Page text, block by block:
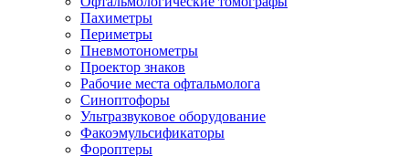
Пахиметры
Периметры
Пневмотонометры
Проектор знаков
Рабочие места офтальмолога
Синоптофоры
Ультразвуковое оборудование
Факоэмульсификаторы
Фороптеры